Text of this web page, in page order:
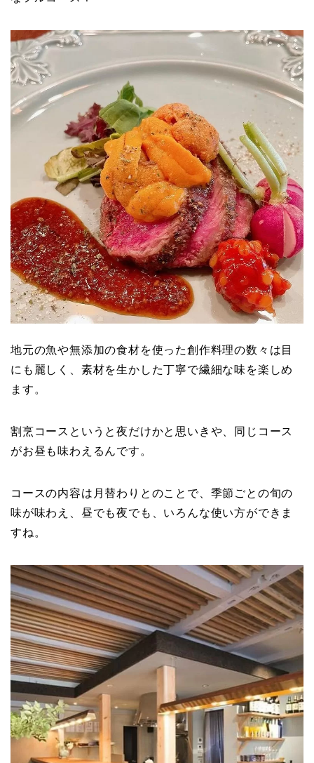
地元の魚や無添加の食材を使った創作料理の数々は目
にも麗しく、素材を生かした丁寧で繊細な味を楽しめ
ます。
割烹コースというと夜だけかと思いきや、同じコース
がお昼も味わえるんです。
コースの内容は月替わりとのことで、季節ごとの旬の
味が味わえ、昼でも夜でも、いろんな使い方ができま
すね。